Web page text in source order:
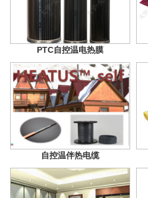
PTC自控温电热膜
自控温伴热电缆